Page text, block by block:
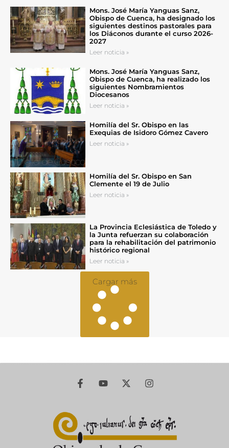
Mons. José María Yanguas Sanz,
Obispo de Cuenca, ha designado los
siguientes destinos pastorales para
los Diáconos durante el curso 2026-
2027
Leer noticia »
Mons. José María Yanguas Sanz,
Obispo de Cuenca, ha realizado los
siguientes Nombramientos
Diocesanos
Leer noticia »
Homilía del Sr. Obispo en las
Exequias de Isidoro Gómez Cavero
Leer noticia »
Homilía del Sr. Obispo en San
Clemente el 19 de Julio
Leer noticia »
La Provincia Eclesiástica de Toledo y
la Junta refuerzan su colaboración
para la rehabilitación del patrimonio
histórico regional
Leer noticia »
Cargar más